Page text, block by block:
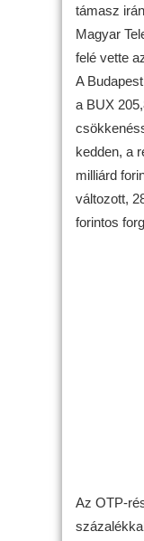
támasz
Magyar
felé vette
A
a BUX
kedden, a
milliárd
változott,
forintos
Az OTP-